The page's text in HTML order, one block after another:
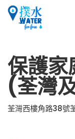
保護家
(荃灣
荃灣西樓角路38號